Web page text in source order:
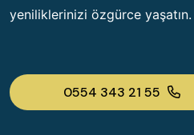
yeniliklerinizi özgürce yaşatın.
0554 343 21 55